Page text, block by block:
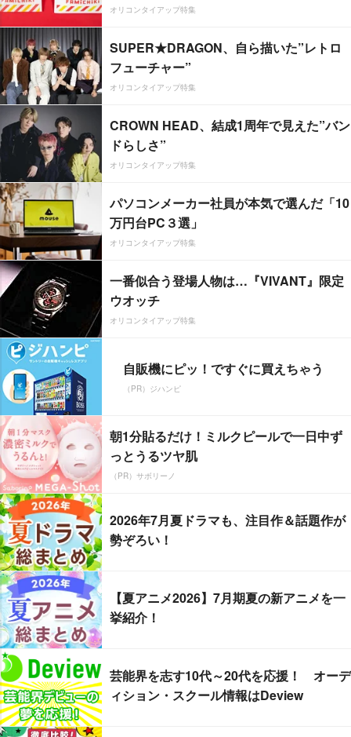
オリコンタイアップ特集
SUPER★DRAGON、自ら描いた”レトロ
フューチャー”
オリコンタイアップ特集
CROWN HEAD、結成1周年で見えた”バン
ドらしさ”
オリコンタイアップ特集
パソコンメーカー社員が本気で選んだ「10
万円台PC３選」
オリコンタイアップ特集
一番似合う登場人物は…『VIVANT』限定
ウオッチ
オリコンタイアップ特集
自販機にピッ！ですぐに買えちゃう
（PR）ジハンピ
朝1分貼るだけ！ミルクピールで一日中ず
っとうるツヤ肌
（PR）サボリーノ
2026年7月夏ドラマも、注目作＆話題作が
勢ぞろい！
【夏アニメ2026】7月期夏の新アニメを一
挙紹介！
芸能界を志す10代～20代を応援！ オーデ
ィション・スクール情報はDeview